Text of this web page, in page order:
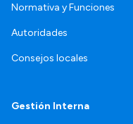
Normativa y Funciones
Autoridades
Consejos locales
Gestión Interna